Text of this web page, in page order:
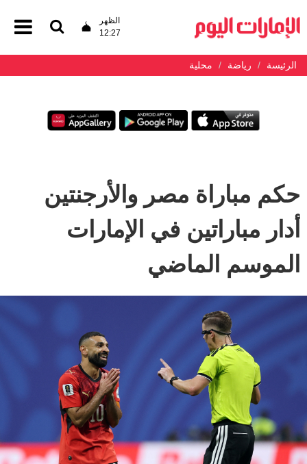
الظهر
12:27
الرئيسة رياضة محلية
حكم مباراة مصر والأرجنتين
أدار مباراتين في الإمارات
الموسم الماضي